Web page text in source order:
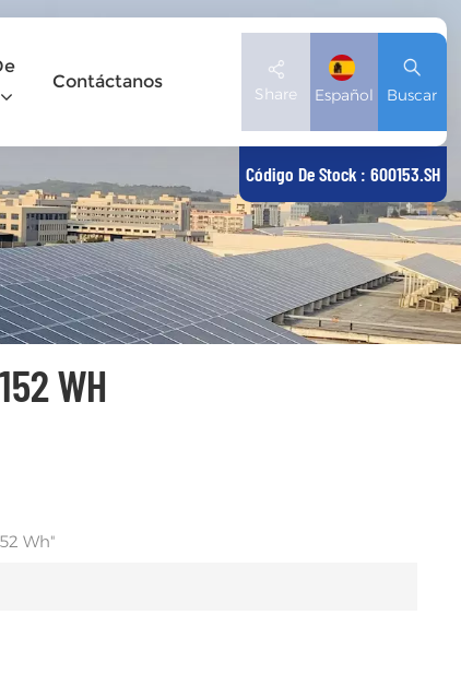
Contáctanos
Share Español
English
Deutsch
español
Buscar
Código De Stock : 600153.SH
WH
Wh"